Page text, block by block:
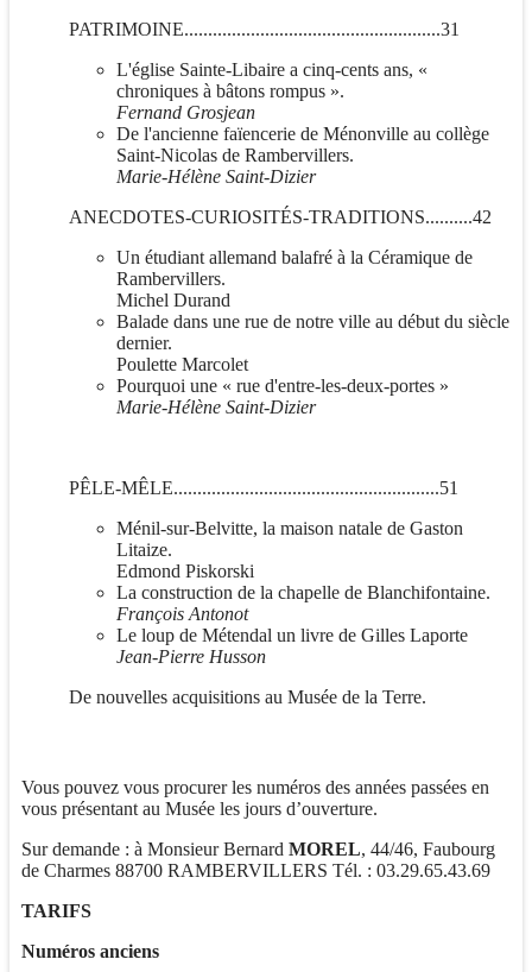
PATRIMOINE......................................................31
L'église Sainte-Libaire a cinq-cents ans, «
chroniques à bâtons rompus ».
Fernand Grosjean
De l'ancienne faïencerie de Ménonville au collège
Saint-Nicolas de Rambervillers.
Marie-Hélène Saint-Dizier
ANECDOTES-CURIOSITÉS-TRADITIONS..........42
Un étudiant allemand balafré à la Céramique de
Rambervillers.
Michel Durand
Balade dans une rue de notre ville au début du siècle
dernier.
Poulette Marcolet
Pourquoi une « rue d'entre-les-deux-portes »
Marie-Hélène Saint-Dizier
PÊLE-MÊLE........................................................51
Ménil-sur-Belvitte, la maison natale de Gaston
Litaize.
Edmond Piskorski
La construction de la chapelle de Blanchifontaine.
François Antonot
Le loup de Métendal un livre de Gilles Laporte
Jean-Pierre Husson
De nouvelles acquisitions au Musée de la Terre.
Vous pouvez vous procurer les numéros des années passées en
vous présentant au Musée les jours d’ouverture.
Sur demande : à Monsieur Bernard MOREL, 44/46, Faubourg
de Charmes 88700 RAMBERVILLERS Tél. : 03.29.65.43.69
TARIFS
Numéros anciens